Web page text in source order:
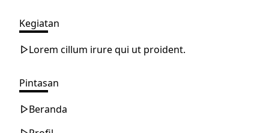
Kegiatan
Lorem cillum irure qui ut proident.
Pintasan
Beranda